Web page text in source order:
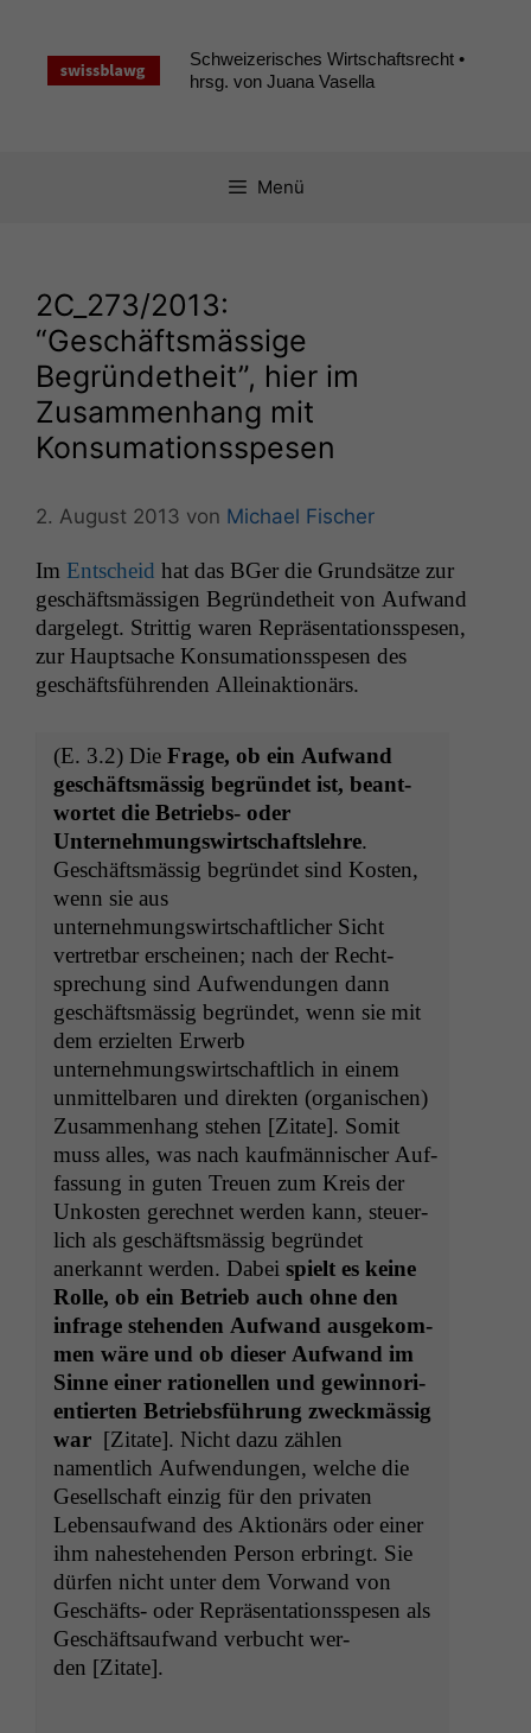
springen
Schweizerisches Wirtschaftsrecht •
hrsg. von Juana Vasella
Menü
2C_273/2013:
“Geschäftsmässige
Begründetheit”, hier im
Zusammenhang mit
Konsumationsspesen
2. August 2013 von Michael Fischer
Im Entscheid hat das BGer die Grund­sätze zur
geschäftsmäs­si­gen Begrün­de­theit von Aufwand
dargelegt. Strit­tig waren Repräsen­ta­tion­sspe­sen,
zur Haupt­sache Kon­suma­tion­sspe­sen des
geschäfts­führen­den Alleinaktionärs.
(E. 3.2) Die Frage, ob ein Aufwand
geschäftsmäs­sig begrün­det ist, beant­
wortet die Betriebs- oder
Unternehmungswirtschaft­slehre.
Geschäftsmäs­sig begrün­det sind Kosten,
wenn sie aus
unternehmungswirtschaftlich­er Sicht
vertret­bar erscheinen; nach der Recht­
sprechung sind Aufwen­dun­gen dann
geschäftsmäs­sig begrün­det, wenn sie mit
dem erziel­ten Erwerb
unternehmungswirtschaftlich in einem
unmit­tel­baren und direk­ten (organ­is­chen)
Zusam­men­hang ste­hen [Zitate]. Somit
muss alles, was nach kaufmän­nis­ch­er Auf­
fas­sung in guten Treuen zum Kreis der
Unkosten gerech­net wer­den kann, steuer­
lich als geschäftsmäs­sig begrün­det
anerkan­nt wer­den. Dabei spielt es keine
Rolle, ob ein Betrieb auch ohne den
infrage ste­hen­den Aufwand aus­gekom­
men wäre und ob dieser Aufwand im
Sinne ein­er rationellen und gewin­nori­
en­tierten Betrieb­s­führung zweck­mäs­sig
war [Zitate]. Nicht dazu zählen
namentlich Aufwen­dun­gen, welche die
Gesellschaft einzig für den pri­vat­en
Leben­saufwand des Aktionärs oder ein­er
ihm nah­este­hen­den Per­son erbringt. Sie
dür­fen nicht unter dem Vor­wand von
Geschäfts- oder Repräsen­ta­tion­sspe­sen als
Geschäft­saufwand ver­bucht wer­
den [Zitate].